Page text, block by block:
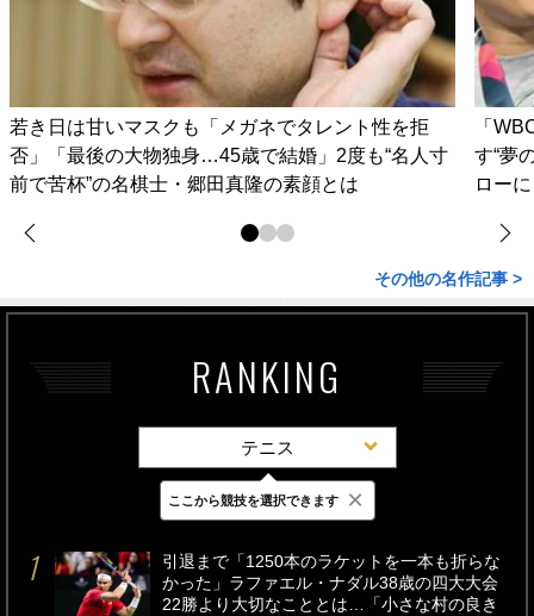
若き日は甘いマスクも「メガネでタレント性を拒
否」「最後の大物独身…45歳で結婚」2度も“名人寸
前で苦杯”の名棋士・郷田真隆の素顔とは
「
す“夢
ロー
その他の名作記事 >
RANKING
テニス
最新 24時間 週間
引退まで「1250本のラケットを一本も折らな
かった」ラファエル・ナダル38歳の四大大会
22勝より大切なこととは…「小さな村の良き
ここから競技を選択できます ×